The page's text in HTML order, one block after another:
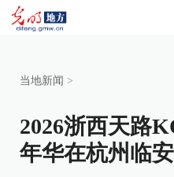
当地新闻 >
2026浙西天路
年华在杭州临